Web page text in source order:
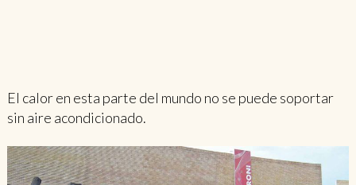
El calor en esta parte del mundo no se puede soportar
sin aire acondicionado.